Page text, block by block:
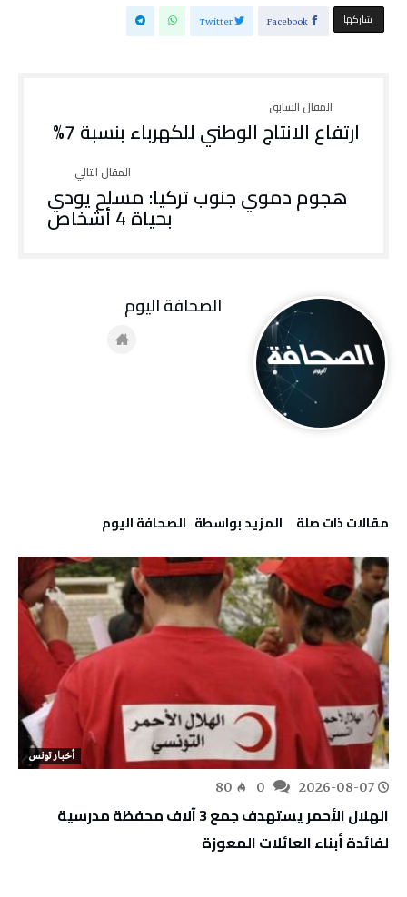
‫‫ شاركها‬ Facebook
Twitter
ارتفاع الانتاج الوطني للكهرباء بنسبة 7%
هجوم دموي جنوب تركيا: مسلح يودي
بحياة 4 أشخاص
‫مقالات ذات صلة‬ ‫‫المزيد بواسطة‬ ‬ ‭ ‬الصحافة‭ ‬اليوم
أخبار تونس
2026-08-07
80
الهلال الأحمر يستهدف جمع 3 آلاف محفظة مدرسية
لفائدة أبناء العائلات المعوزة